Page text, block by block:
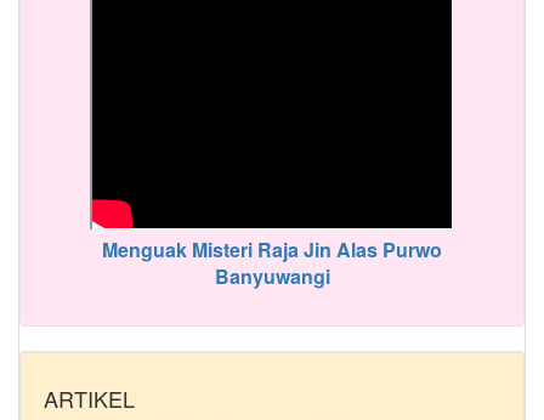
Menguak Misteri Raja Jin Alas Purwo
Banyuwangi
ARTIKEL